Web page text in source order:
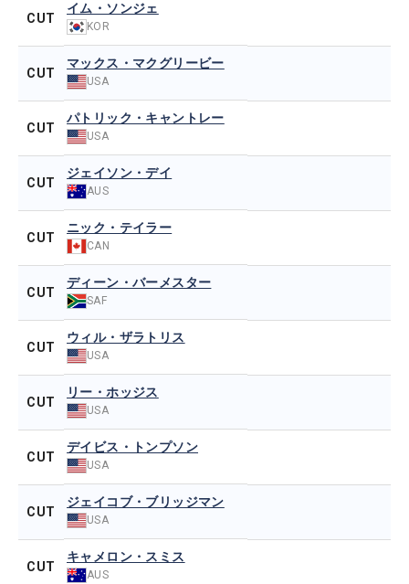
CUT
イム・ソンジェ
KOR
CUT
マックス・マクグリービー
USA
CUT
パトリック・キャントレー
USA
CUT
ジェイソン・デイ
AUS
CUT
ニック・テイラー
CAN
CUT
ディーン・バーメスター
SAF
CUT
ウィル・ザラトリス
USA
CUT
リー・ホッジス
USA
CUT
デイビス・トンプソン
USA
CUT
ジェイコブ・ブリッジマン
USA
CUT
キャメロン・スミス
AUS